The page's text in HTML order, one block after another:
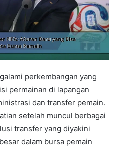
perkembangan yang
permainan di lapangan
dan transfer pemain.
setelah muncul berbagai
transfer yang diyakini
dalam bursa pemain